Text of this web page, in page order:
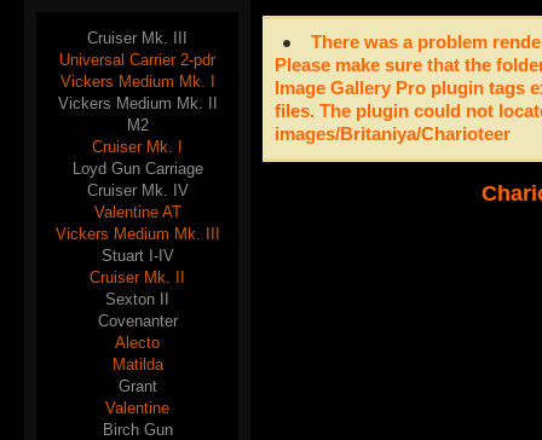
Cruiser Mk. III
Universal Carrier 2-pdr
Vickers Medium Mk. I
Vickers Medium Mk. II
M2
Cruiser Mk. I
Loyd Gun Carriage
Cruiser Mk. IV
Valentine AT
Vickers Medium Mk. III
Stuart I-IV
Cruiser Mk. II
Sexton II
Covenanter
Alecto
Matilda
Grant
Valentine
Birch Gun
There was a problem
Please make sure that the
Image Gallery Pro plugin tags
files. The plugin could not
images/Britaniya/Charioteer